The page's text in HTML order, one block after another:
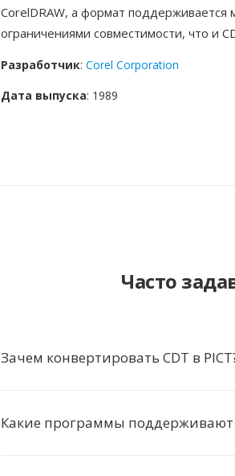
CorelDRAW, а формат
ограничениями совместимости, что и
Разработчик: Corel Corporation
Дата выпуска: 1989
Часто
Зачем конвертировать CDT в
Какие программы поддерживают